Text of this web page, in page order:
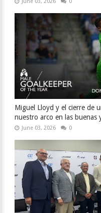
Miguel Lloyd y el cierre de
nuestro arco en las buenas
June 03, 2026 0